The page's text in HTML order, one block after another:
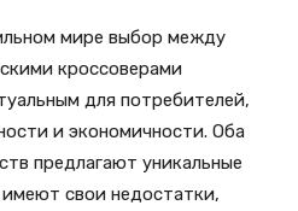
мире выбор между
кроссоверами
для потребителей,
и экономичности. Оба
предлагают уникальные
свои недостатки,